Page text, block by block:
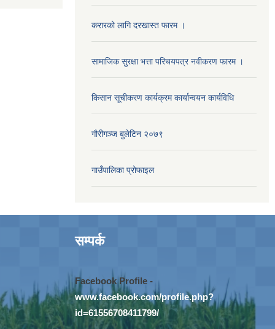
करारको लागि दरखास्त फारम ।
सामाजिक सुरक्षा भत्ता परिचयपत्र नवीकरण फारम ।
किसान सूचीकरण कार्यक्रम कार्यान्वयन कार्यविधि
गौरीगञ्‍ज बुलेटिन २०७९
गाउँपालिका प्रोफाइल
सम्पर्क
Facebook Profile -
www.facebook.com/profile.php?
id=61556708411799/